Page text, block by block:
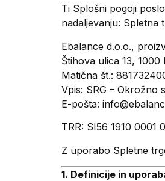
Ti Splošni pogoji
nadaljevanju: Spletna
Ebalance d.o.o.,
Štihova ulica 13, 1000
Matična št.:
Vpis: SRG – Okrožno
E-pošta:
TRR: SI56 1910 0001
Z uporabo Spletne
1. Definicije in